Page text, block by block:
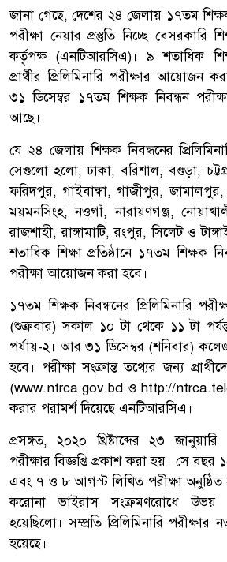
জানা গেছে, দেশের ২৪ জেলায় ১৭তম শিক্ষক
পরীক্ষা নেয়ার প্রস্তুতি নিচ্ছে বেসরকারি
কর্তৃপক্ষ (এনটিআরসিএ)। ৯ শতাধিক
প্রার্থীর প্রিলিমিনারি পরীক্ষার
৩১ ডিসেম্বর ১৭তম শিক্ষক নিবন্ধন
আছে।
যে ২৪ জেলায় শিক্ষক নিবন্ধনের
সেগুলো হলো, ঢাকা, বরিশাল, বগুড়া,
ফরিদপুর, গাইবান্ধা, গাজীপুর,
ময়মনসিংহ, নওগাঁ, নারায়ণগঞ্জ,
রাজশাহী, রাঙ্গামাটি, রংপুর, সিলেট ও
শতাধিক শিক্ষা প্রতিষ্ঠানে ১৭তম শিক্ষক
পরীক্ষা আয়োজন করা হবে।
১৭তম শিক্ষক নিবন্ধনের প্রিলিমিনারি
(শুক্রবার) সকাল ১০ টা থেকে ১১ টা
পর্যায়-২। আর ৩১ ডিসেম্বর (শনিবার) কলেজ
হবে। পরীক্ষা সংক্রান্ত তথ্যের জন্য
(www.ntrca.gov.bd ও http://
করার পরামর্শ দিয়েছে এনটিআরসিএ।
প্রসঙ্গত, ২০২০ খ্রিষ্টাব্দের ২৩
পরীক্ষার বিজ্ঞপ্তি প্রকাশ করা হয়। সে বছর
এবং ৭ ও ৮ আগস্ট লিখিত পরীক্ষা অনুষ্ঠিত
করোনা ভাইরাস সংক্রমণরোধে উভয়
হয়েছিলো। সম্প্রতি প্রিলিমিনারি পরীক্ষার
হয়েছে।